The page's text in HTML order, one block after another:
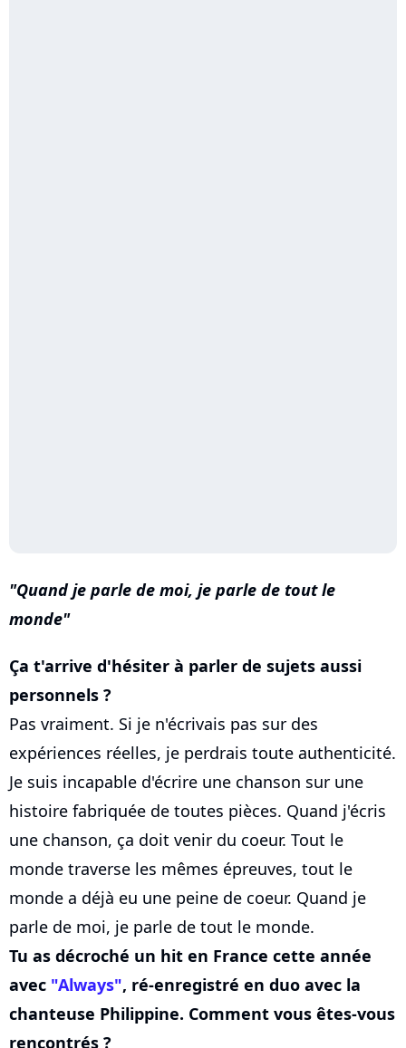
Quand je parle de moi, je parle de tout le
monde
Ça t'arrive d'hésiter à parler de sujets aussi
personnels ?
Pas vraiment. Si je n'écrivais pas sur des
expériences réelles, je perdrais toute authenticité.
Je suis incapable d'écrire une chanson sur une
histoire fabriquée de toutes pièces. Quand j'écris
une chanson, ça doit venir du coeur. Tout le
monde traverse les mêmes épreuves, tout le
monde a déjà eu une peine de coeur. Quand je
parle de moi, je parle de tout le monde.
Tu as décroché un hit en France cette année
avec "Always", ré-enregistré en duo avec la
chanteuse Philippine. Comment vous êtes-vous
rencontrés ?